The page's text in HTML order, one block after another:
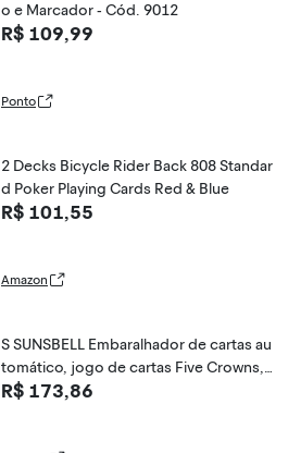
o e Marcador - Cód. 9012
R$ 109,99
Ponto
2 Decks Bicycle Rider Back 808 Standar
d Poker Playing Cards Red & Blue
R$ 101,55
Amazon
S SUNSBELL Embaralhador de cartas au
tomático, jogo de cartas Five Crowns,
máquina de embaralhar pôquer operad
R$ 173,86